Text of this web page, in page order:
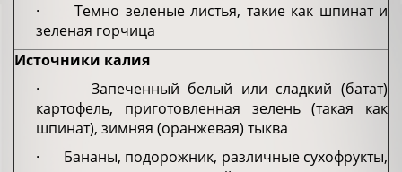
· Темно зеленые листья, такие как шпинат и
зеленая горчица
Источники калия
· Запеченный белый или сладкий (батат)
картофель, приготовленная зелень (такая как
шпинат), зимняя (оранжевая) тыква
· Бананы, подорожник, различные сухофрукты,